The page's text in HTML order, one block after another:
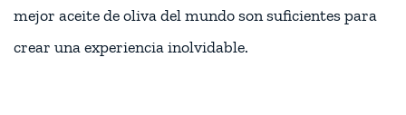
mejor aceite de oliva del mundo son suficientes para
crear una experiencia inolvidable.